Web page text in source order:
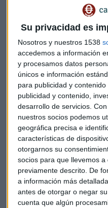
Su privacidad es
Nosotros y nuestros 1538
accedemos a información
y procesamos datos
únicos e información
para publicidad y
publicidad y contenido,
desarrollo de servicios.
nuestros socios podemos
geográfica precisa e
características de
otorgarnos su
socios para que llevemos
previamente descrito. De
a información más
antes de otorgar o negar
cuenta que algún
“Nos encontramos en
resultados y la semana
inversión norteamericana
crecimiento” dice Mar
Arquia Profim Banca
siendo favorable para la
reactivación de las
van levantando
La analista asegura que
recuperación económica,
unareactivación muy
inflación”. En estos meses,
fija se ha incrementos por
mercados. Mar Barrero
tienen que acostumbrarse